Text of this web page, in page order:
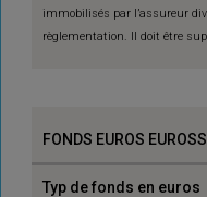
immobilisés par l’assureur
règlementation. Il doit être
FONDS EUROS
Typ de fonds en euros